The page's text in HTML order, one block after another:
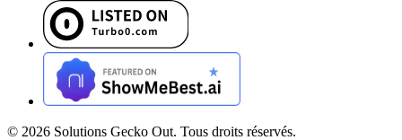
© 2026 Solutions Gecko Out. Tous droits réservés.